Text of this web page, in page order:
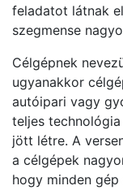
feladatot látnak
szegmense
Célgépnek
ugyanakkor
autóipari vagy
teljes
jött létre. A
a célgépek
hogy minden